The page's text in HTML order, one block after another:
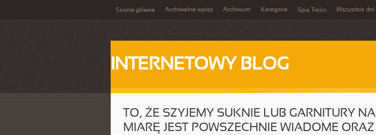
Strona główna Archiwalne wpisy Archiwum Kategorie Spis Treści Wszystkie dni
INTERNETOWY BLOG
TO, ŻE SZYJEMY SUKNIE LUB GARNITURY NA
MIARĘ JEST POWSZECHNIE WIADOME ORAZ